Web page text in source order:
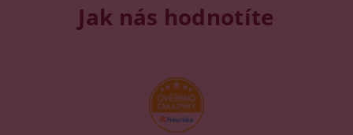
Jak nás hodnotíte